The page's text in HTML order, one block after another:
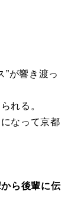
”が響き渡っ
れる。
なって京都
ら後輩に伝